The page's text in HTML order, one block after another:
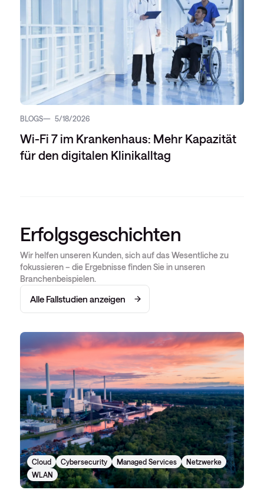
BLOGS 5/18/2026
Wi-Fi 7 im Krankenhaus: Mehr Kapazität
für den digitalen Klinikalltag
Erfolgsgeschichten
Wir helfen unseren Kunden, sich auf das Wesentliche zu
fokussieren – die Ergebnisse finden Sie in unseren
Branchenbeispielen.
Alle Fallstudien anzeigen
Cloud Cybersecurity Managed Services
Netzwerke
WLAN